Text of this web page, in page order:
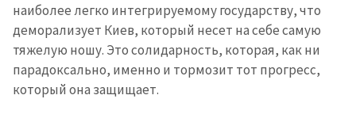
наиболее легко интегрируемому государству, что
деморализует Киев, который несет на себе самую
тяжелую ношу. Это солидарность, которая, как ни
парадоксально, именно и тормозит тот прогресс,
который она защищает.
КОНТАКТНЫЙ ИСТОЧНИК
Анонимный источник
Имя + Моё имя